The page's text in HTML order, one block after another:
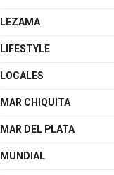
LEZAMA
LIFESTYLE
LOCALES
MAR CHIQUITA
MAR DEL PLATA
MUNDIAL